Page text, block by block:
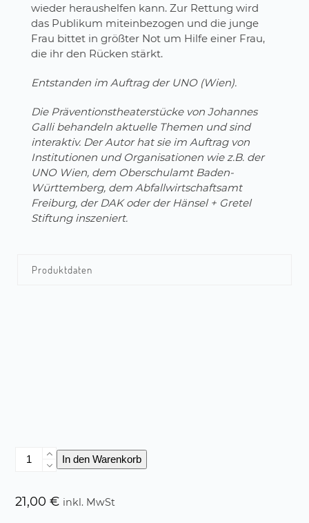
wieder heraushelfen kann. Zur Rettung wird
das Publikum miteinbezogen und die junge
Frau bittet in größter Not um Hilfe einer Frau,
die ihr den Rücken stärkt.
Entstanden im Auftrag der UNO (Wien).
Die Präventionstheaterstücke von Johannes
Galli behandeln aktuelle Themen und sind
interaktiv. Der Autor hat sie im Auftrag von
Institutionen und Organisationen wie z.B. der
UNO Wien, dem Oberschulamt Baden-
Württemberg, dem Abfallwirtschaftsamt
Freiburg, der DAK oder der Hänsel + Gretel
Stiftung inszeniert.
Produktdaten
Rothäppchen
Menge
In den Warenkorb
21,00€ inkl. MwSt